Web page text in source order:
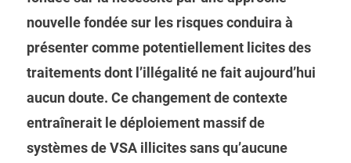
nouvelle fondée sur les risques conduira à
présenter comme potentiellement licites des
traitements dont l’illégalité ne fait aujourd’hui
aucun doute. Ce changement de contexte
entraînerait le déploiement massif de
systèmes de VSA illicites sans qu’aucune